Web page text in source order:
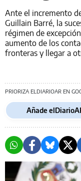
Ante el incremento
Guillain Barré, la
régimen de
aumento de los
fronteras y llegar a
PRIORIZA ELDIARIOAR EN
Añade